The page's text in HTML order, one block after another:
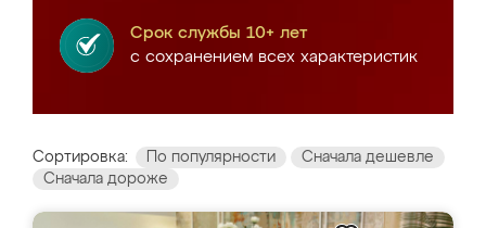
Срок службы 10+ лет
с сохранением всех характеристик
Сортировка: По популярности
Сначала дешевле
Сначала дороже